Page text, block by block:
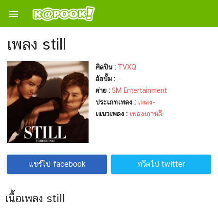

เพลง still
ศิลปิน : TVXQ
อัลบั้ม : -
ค่าย : SM Entertainment
ประเภทเพลง : เพลง-
เแนวเพลง : เพลงเกาหลี
แชร์ไป facebook ทวีตไป twitter
เนื้อเพลง still